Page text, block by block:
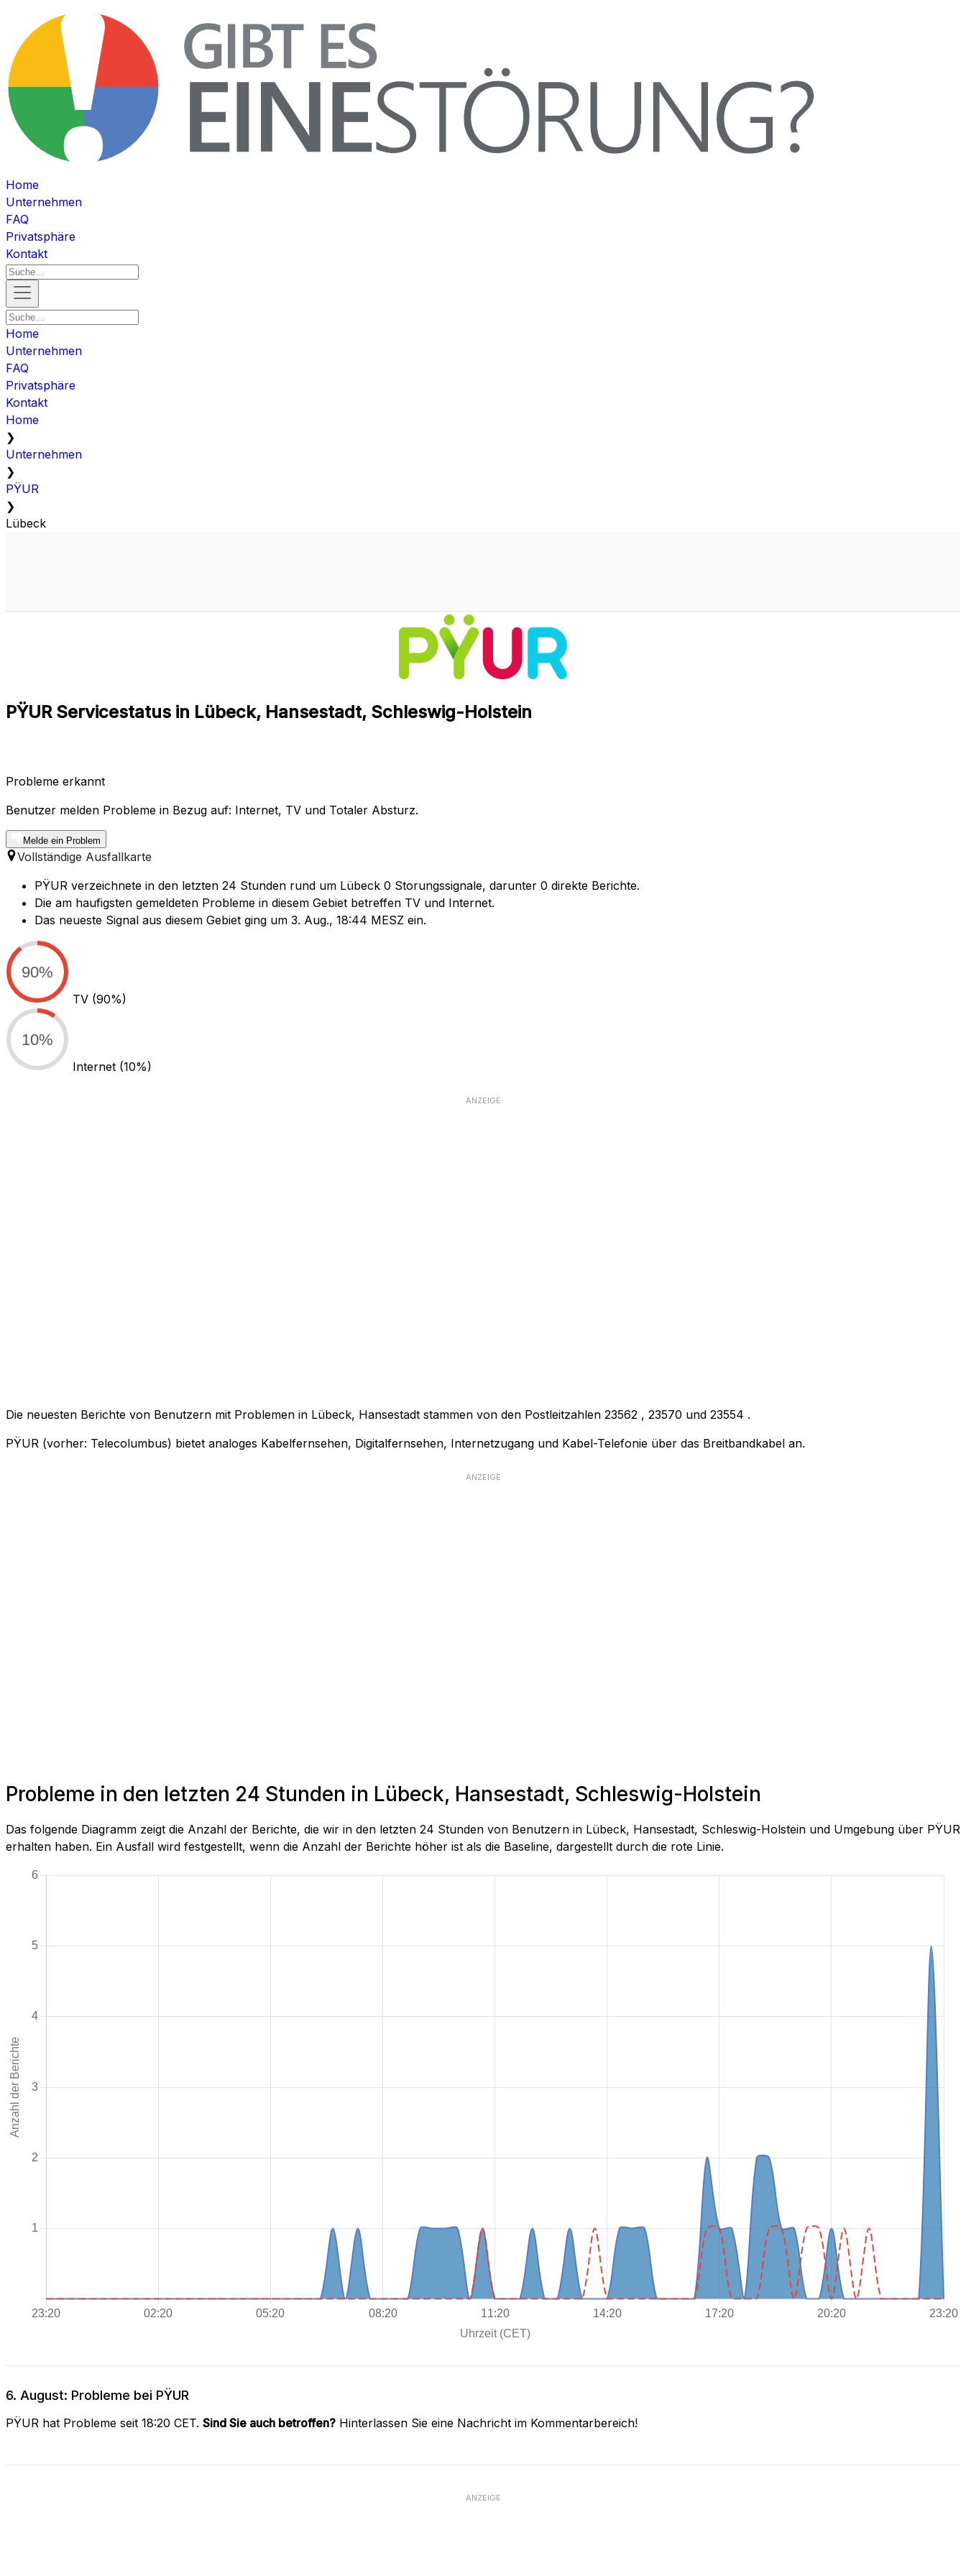
Home
Unternehmen
FAQ
Privatsphäre
Kontakt
Home
Unternehmen
FAQ
Privatsphäre
Kontakt
Home
❯
Unternehmen
❯
PŸUR
❯
Lübeck
PŸUR Servicestatus in Lübeck, Hansestadt, Schleswig-Holstein
Probleme erkannt
Benutzer melden Probleme in Bezug auf: Internet, TV und Totaler Absturz.
Melde ein Problem
Vollständige Ausfallkarte
PŸUR verzeichnete in den letzten 24 Stunden rund um Lübeck 0 Storungssignale, darunter 0 direkte Berichte.
Die am haufigsten gemeldeten Probleme in diesem Gebiet betreffen TV und Internet.
Das neueste Signal aus diesem Gebiet ging um 3. Aug., 18:44 MESZ ein.
90%
TV (90%)
10%
Internet (10%)
ANZEIGE
Die neuesten Berichte von Benutzern mit Problemen in Lübeck, Hansestadt stammen von den Postleitzahlen 23562 , 23570 und 23554 .
PŸUR (vorher: Telecolumbus) bietet analoges Kabelfernsehen, Digitalfernsehen, Internetzugang und Kabel-Telefonie über das Breitbandkabel an.
ANZEIGE
Probleme in den letzten 24 Stunden in Lübeck, Hansestadt, Schleswig-Holstein
Das folgende Diagramm zeigt die Anzahl der Berichte, die wir in den letzten 24 Stunden von Benutzern in Lübeck, Hansestadt, Schleswig-Holstein und Umgebung über PŸUR
erhalten haben. Ein Ausfall wird festgestellt, wenn die Anzahl der Berichte höher ist als die Baseline, dargestellt durch die rote Linie.
6. August: Probleme bei PŸUR
PŸUR hat Probleme seit 18:20 CET. Sind Sie auch betroffen? Hinterlassen Sie eine Nachricht im Kommentarbereich!
ANZEIGE